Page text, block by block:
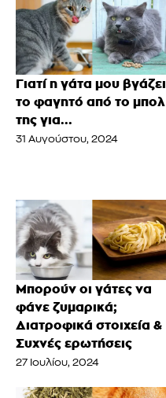
Γιατί η γάτα μου βγάζει
το φαγητό από το μπολ
της για...
31 Αυγούστου, 2024
Μπορούν οι γάτες να
φάνε ζυμαρικά;
Διατροφικά στοιχεία &
Συχνές ερωτήσεις
27 Ιουλίου, 2024